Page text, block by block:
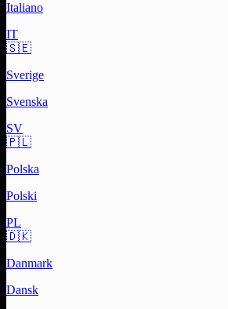
Italiano
IT
🇸🇪
Sverige
Svenska
SV
🇵🇱
Polska
Polski
PL
🇩🇰
Danmark
Dansk